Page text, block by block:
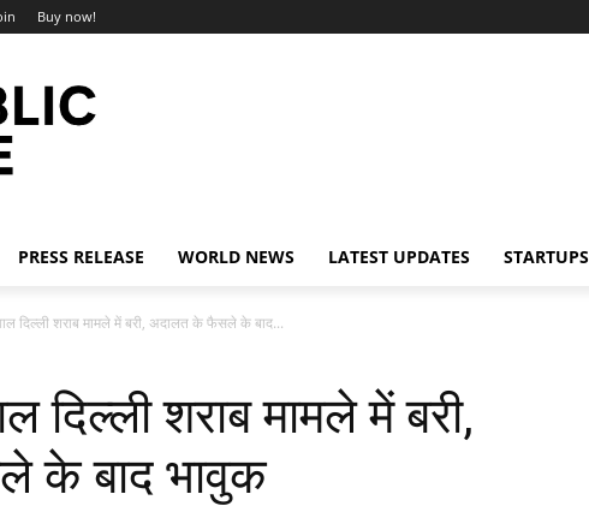
Buy now!
PRESS RELEASE WORLD NEWS LATEST UPDATES STARTUPS
दिल्ली शराब मामले में बरी, अदालत के फैसले के बाद...
दिल्ली शराब मामले में बरी,
के बाद भावुक